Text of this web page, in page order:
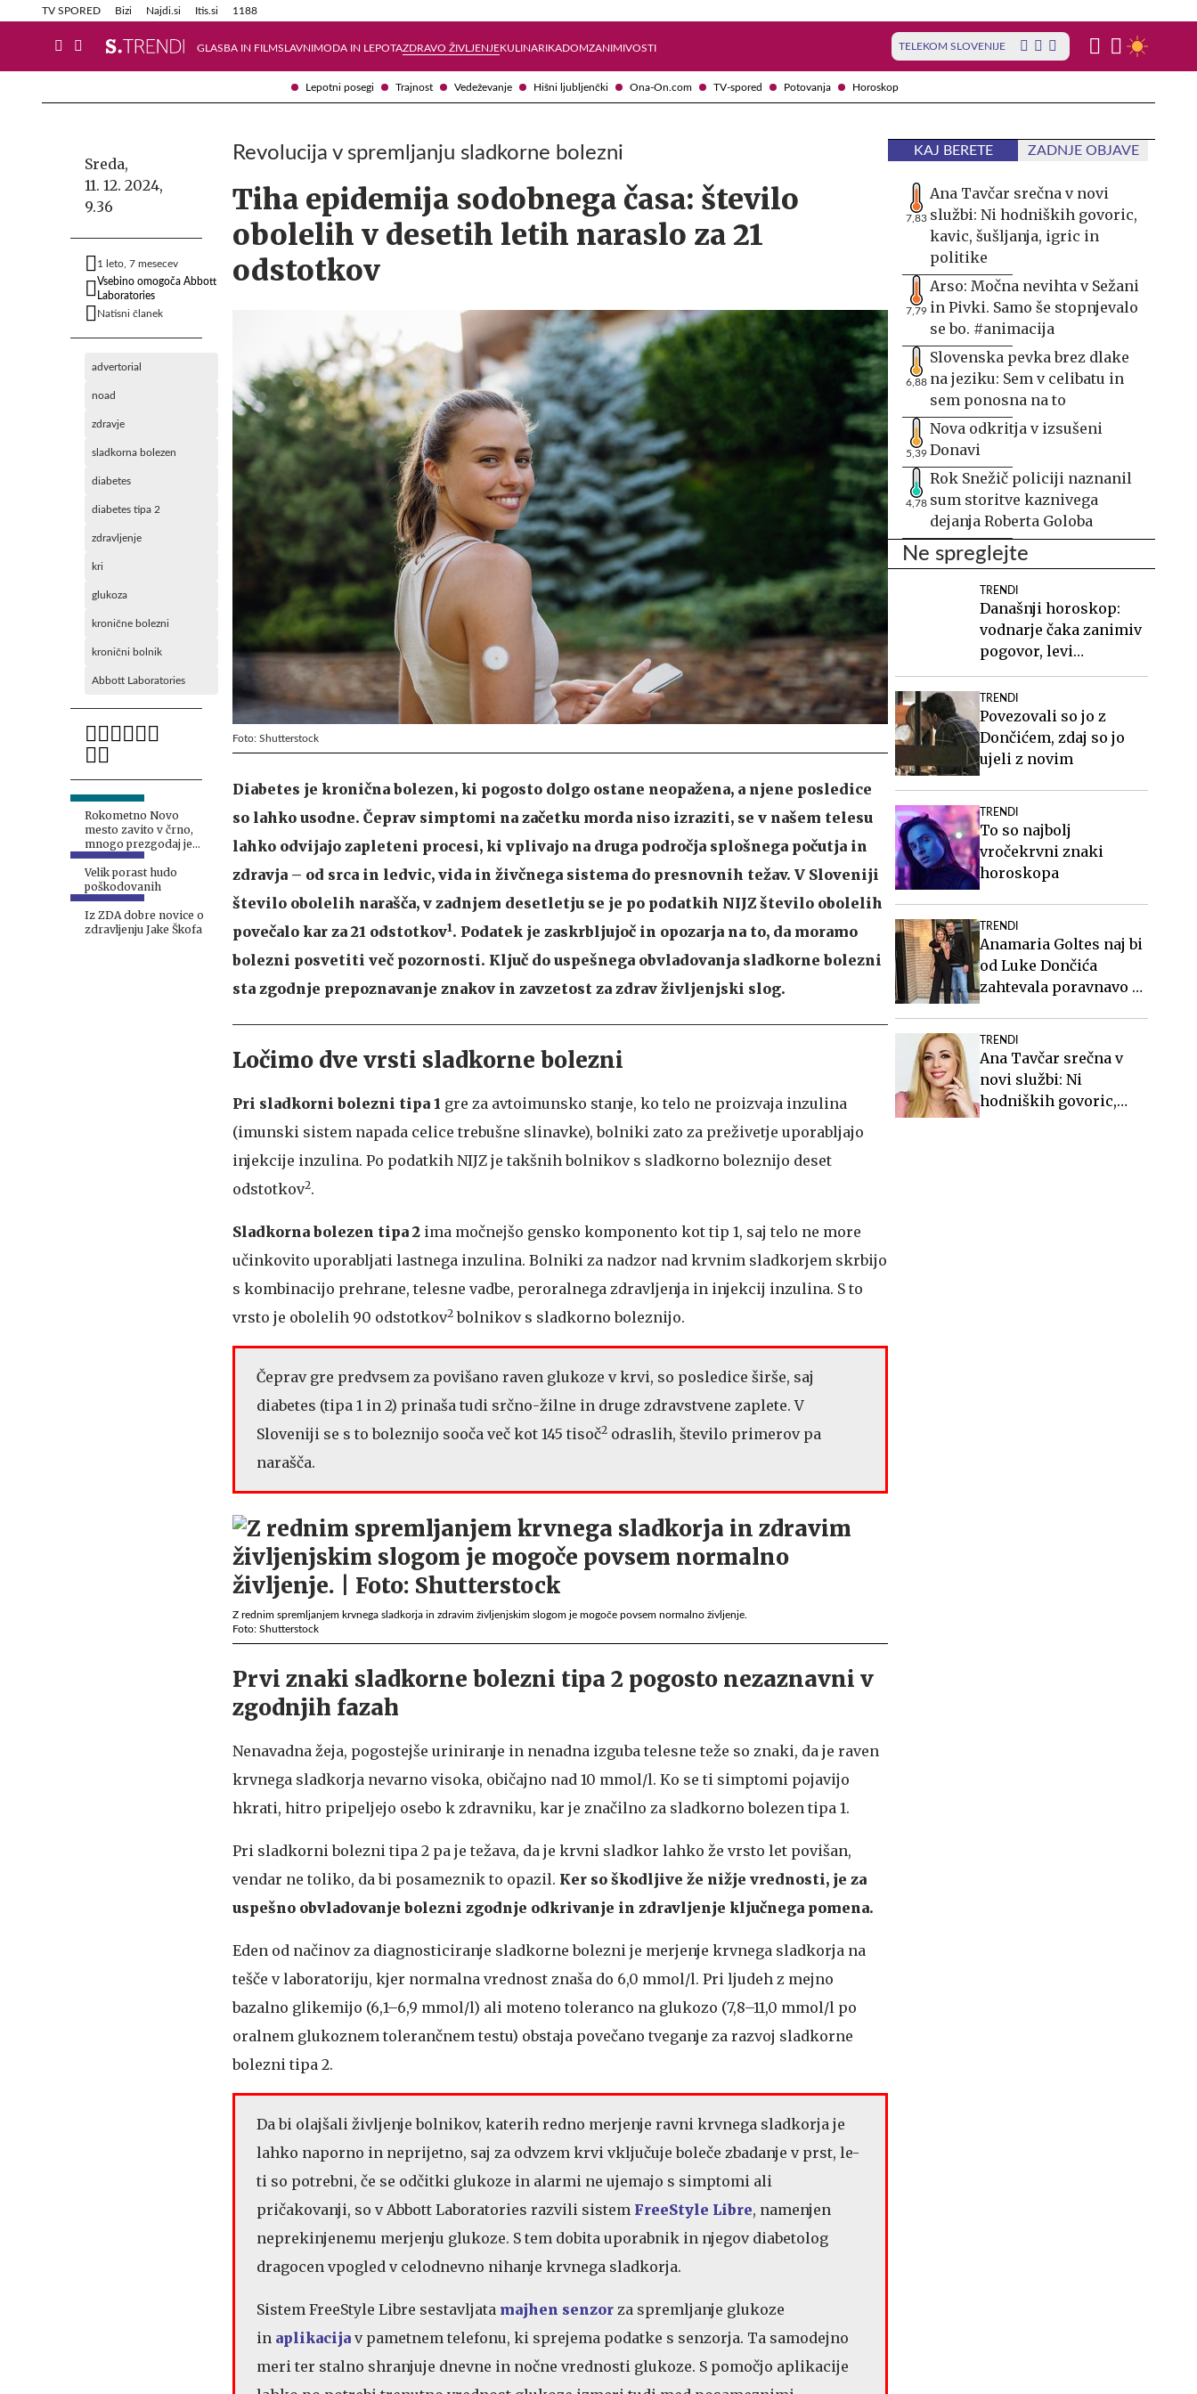
Lepotni posegi Trajnost Vedeževanje Hišni ljubljenčki Ona-On.com TV-spored Potovanja Horoskop
TV SPORED Bizi Najdi.si Itis.si 1188
GLASBA IN FILMSLAVNIMODA IN LEPOTAZDRAVO ŽIVLJENJEKULINARIKADOMZANIMIVOSTI TELEKOM SLOVENIJE
Info in obvestila Tehnik
Sreda,
11. 12. 2024,
9.36
1 leto, 7 mesecev
Vsebino omogoča Abbott
Laboratories
Natisni članek
advertorial
noad
zdravje
sladkorna bolezen
diabetes
diabetes tipa 2
zdravljenje
kri
glukoza
kronične bolezni
kronični bolnik
Abbott Laboratories
Rokometno Novo
mesto zavito v črno,
mnogo prezgodaj je
odšel Aljaž Kabur
Velik porast hudo
poškodovanih
Iz ZDA dobre novice o
zdravljenju Jake Škofa
Revolucija v spremljanju sladkorne bolezni
Tiha epidemija sodobnega časa: število
obolelih v desetih letih naraslo za 21
odstotkov
Foto: Shutterstock
Diabetes je kronična bolezen, ki pogosto dolgo ostane neopažena, a njene posledice
so lahko usodne. Čeprav simptomi na začetku morda niso izraziti, se v našem telesu
lahko odvijajo zapleteni procesi, ki vplivajo na druga področja splošnega počutja in
zdravja – od srca in ledvic, vida in živčnega sistema do presnovnih težav. V Sloveniji
število obolelih narašča, v zadnjem desetletju se je po podatkih NIJZ število obolelih
povečalo kar za 21 odstotkov1 . Podatek je zaskrbljujoč in opozarja na to, da moramo
bolezni posvetiti več pozornosti. Ključ do uspešnega obvladovanja sladkorne bolezni
sta zgodnje prepoznavanje znakov in zavzetost za zdrav življenjski slog.
Ločimo dve vrsti sladkorne bolezni
Pri sladkorni bolezni tipa 1 gre za avtoimunsko stanje, ko telo ne proizvaja inzulina
(imunski sistem napada celice trebušne slinavke), bolniki zato za preživetje uporabljajo
injekcije inzulina. Po podatkih NIJZ je takšnih bolnikov s sladkorno boleznijo deset
odstotkov2.
Sladkorna bolezen tipa 2 ima močnejšo gensko komponento kot tip 1, saj telo ne more
učinkovito uporabljati lastnega inzulina. Bolniki za nadzor nad krvnim sladkorjem skrbijo
s kombinacijo prehrane, telesne vadbe, peroralnega zdravljenja in injekcij inzulina. S to
vrsto je obolelih 90 odstotkov2 bolnikov s sladkorno boleznijo.
Čeprav gre predvsem za povišano raven glukoze v krvi, so posledice širše, saj
diabetes (tipa 1 in 2) prinaša tudi srčno-žilne in druge zdravstvene zaplete. V
Sloveniji se s to boleznijo sooča več kot 145 tisoč2 odraslih, število primerov pa
narašča.
Z rednim spremljanjem krvnega sladkorja in zdravim življenjskim slogom je mogoče povsem normalno življenje.
Foto: Shutterstock
Prvi znaki sladkorne bolezni tipa 2 pogosto nezaznavni v
zgodnjih fazah
Nenavadna žeja, pogostejše uriniranje in nenadna izguba telesne teže so znaki, da je raven
krvnega sladkorja nevarno visoka, običajno nad 10 mmol/l. Ko se ti simptomi pojavijo
hkrati, hitro pripeljejo osebo k zdravniku, kar je značilno za sladkorno bolezen tipa 1.
Pri sladkorni bolezni tipa 2 pa je težava, da je krvni sladkor lahko že vrsto let povišan,
vendar ne toliko, da bi posameznik to opazil. Ker so škodljive že nižje vrednosti, je za
uspešno obvladovanje bolezni zgodnje odkrivanje in zdravljenje ključnega pomena.
Eden od načinov za diagnosticiranje sladkorne bolezni je merjenje krvnega sladkorja na
tešče v laboratoriju, kjer normalna vrednost znaša do 6,0 mmol/l. Pri ljudeh z mejno
bazalno glikemijo (6,1–6,9 mmol/l) ali moteno toleranco na glukozo (7,8–11,0 mmol/l po
oralnem glukoznem tolerančnem testu) obstaja povečano tveganje za razvoj sladkorne
bolezni tipa 2.
Da bi olajšali življenje bolnikov, katerih redno merjenje ravni krvnega sladkorja je
lahko naporno in neprijetno, saj za odvzem krvi vključuje boleče zbadanje v prst, le-
ti so potrebni, če se odčitki glukoze in alarmi ne ujemajo s simptomi ali
pričakovanji, so v Abbott Laboratories razvili sistem FreeStyle Libre, namenjen
neprekinjenemu merjenju glukoze. S tem dobita uporabnik in njegov diabetolog
dragocen vpogled v celodnevno nihanje krvnega sladkorja.
Sistem FreeStyle Libre sestavljata majhen senzor za spremljanje glukoze
in aplikacija v pametnem telefonu, ki sprejema podatke s senzorja. Ta samodejno
meri ter stalno shranjuje dnevne in nočne vrednosti glukoze. S pomočjo aplikacije
KAJ BERETE ZADNJE OBJAVE
7,83
Ana Tavčar srečna v novi
službi: Ni hodniških govoric,
kavic, šušljanja, igric in
politike
7,79
Arso: Močna nevihta v Sežani
in Pivki. Samo še stopnjevalo
se bo. #animacija
6,88
Slovenska pevka brez dlake
na jeziku: Sem v celibatu in
sem ponosna na to
5,39
Nova odkritja v izsušeni
Donavi
4,78
Rok Snežič policiji naznanil
sum storitve kaznivega
dejanja Roberta Goloba
Ne spreglejte
TRENDI
Današnji horoskop:
vodnarje čaka zanimiv
pogovor, levi
organizirajte druženje
TRENDI
Povezovali so jo z
Dončićem, zdaj so jo
ujeli z novim
TRENDI
To so najbolj
vročekrvni znaki
horoskopa
TRENDI
Anamaria Goltes naj bi
od Luke Dončića
zahtevala poravnavo v
TRENDI
Ana Tavčar srečna v
novi službi: Ni
hodniških govoric,